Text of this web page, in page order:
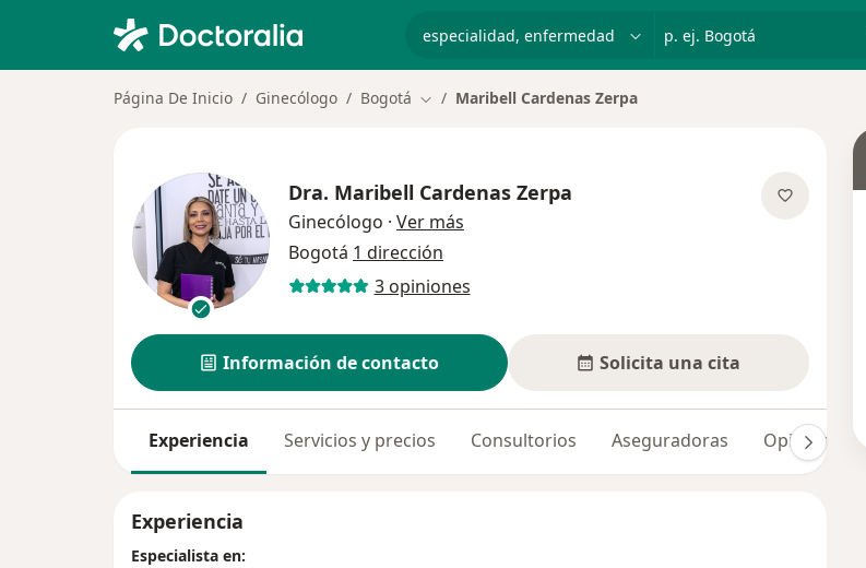
p. ej. Bogotá
Página De Inicio Ginecólogo Bogotá Cambiar de ciudad
Maribell Cardenas Zerpa
Dra. Maribell Cardenas Zerpa
Ginecólogo · Ver más
Bogotá 1 dirección
3 opiniones
Información de contacto Solicita una cita
Experiencia Servicios y precios Consultorios Aseguradoras Opiniones (3)
Experiencia
Especialista en: